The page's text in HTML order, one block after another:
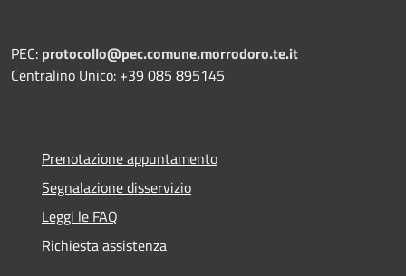
PEC: protocollo@pec.comune.morrodoro.te.it
Centralino Unico: +39 085 895145
Prenotazione appuntamento
Segnalazione disservizio
Leggi le FAQ
Richiesta assistenza